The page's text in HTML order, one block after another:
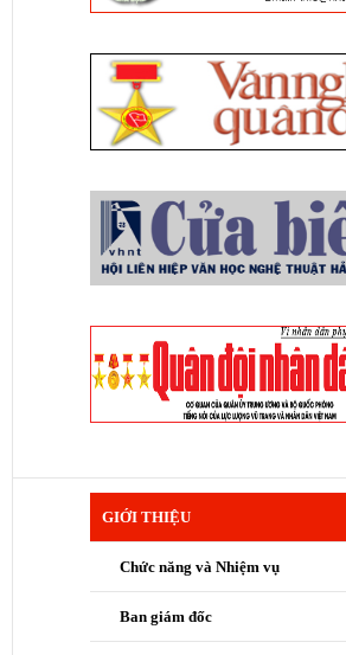
GIỚI THIỆU
Chức năng và Nhiệm vụ
Ban giám đốc